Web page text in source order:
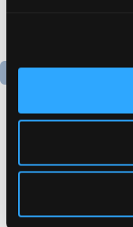
Hladnjak s donjim